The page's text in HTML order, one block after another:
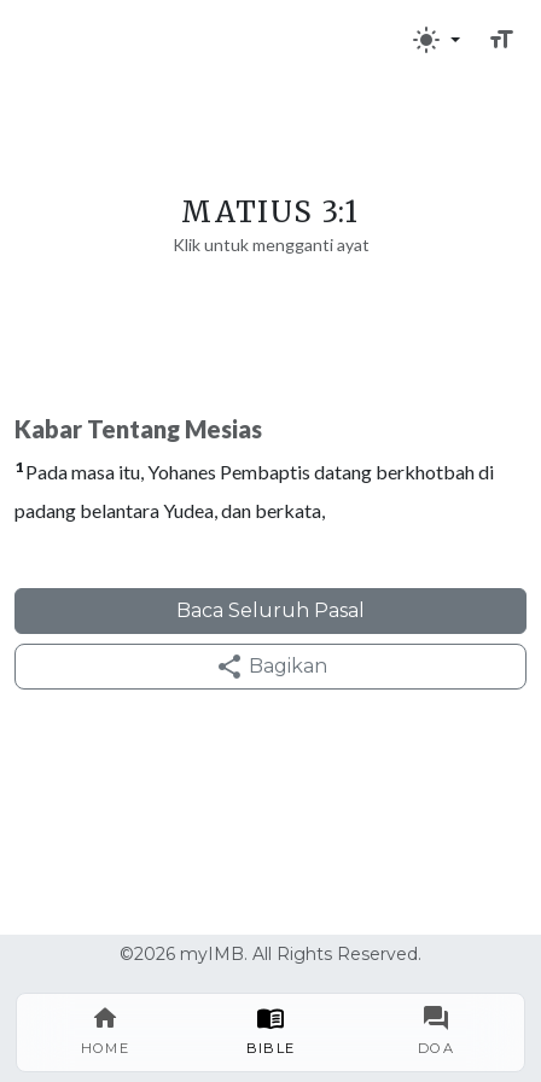
HOME BIBLE DOA
MATIUS 3:1
Klik untuk mengganti ayat
Kabar Tentang Mesias
1 Pada masa itu, Yohanes Pembaptis datang berkhotbah di
padang belantara Yudea, dan berkata,
Baca Seluruh Pasal
Bagikan
©2026 myIMB. All Rights Reserved.